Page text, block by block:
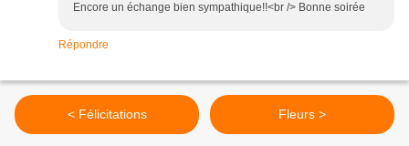
Encore un échange bien sympathique!!<br /> Bonne soirée
Répondre
< Félicitations Fleurs >